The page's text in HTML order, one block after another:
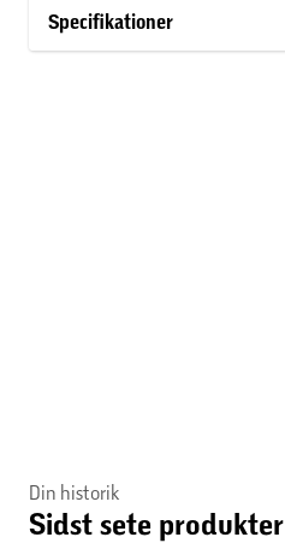
Specifikationer
Din historik
Sidst sete produkter